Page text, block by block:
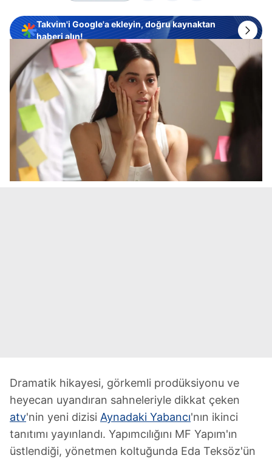
Takvim'i Google'a ekleyin, doğru kaynaktan
haberi alın!
Dramatik hikayesi, görkemli prodüksiyonu ve
heyecan uyandıran sahneleriyle dikkat çeken
atv'nin yeni dizisi Aynadaki Yabancı'nın ikinci
tanıtımı yayınlandı. Yapımcılığını MF Yapım'ın
üstlendiği, yönetmen koltuğunda Eda Teksöz'ün